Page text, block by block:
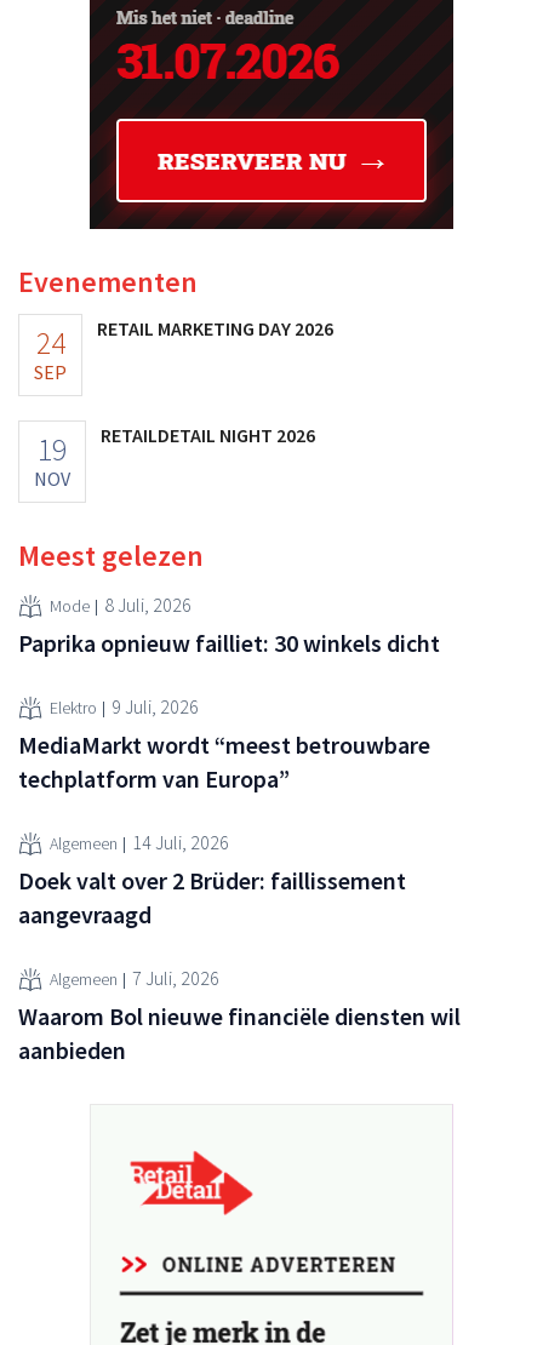
Evenementen
24
SEP
RETAIL MARKETING DAY 2026
19
NOV
RETAILDETAIL NIGHT 2026
Meest gelezen
Mode 8 Juli, 2026
Paprika opnieuw failliet: 30 winkels dicht
Elektro 9 Juli, 2026
MediaMarkt wordt “meest betrouwbare
techplatform van Europa”
Algemeen 14 Juli, 2026
Doek valt over 2 Brüder: faillissement
aangevraagd
Algemeen 7 Juli, 2026
Waarom Bol nieuwe financiële diensten wil
aanbieden